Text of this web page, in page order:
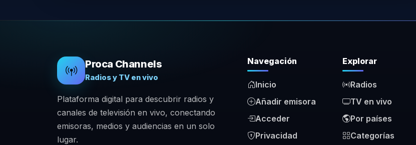
Proca Channels
Radios y TV en vivo
Plataforma digital para descubrir radios y
canales de televisión en vivo, conectando
emisoras, medios y audiencias en un solo
lugar.
Navegación
Inicio
Añadir emisora
Acceder
Privacidad
Explorar
Radios
TV en vivo
Por países
Categorías